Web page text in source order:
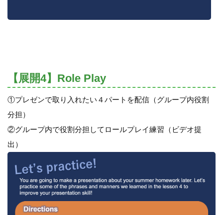
【展開4】Role Play
①プレゼンで取り入れたい４パートを配信（グループ内役割
分担）
②グループ内で役割分担してロールプレイ練習（ビデオ提
出）